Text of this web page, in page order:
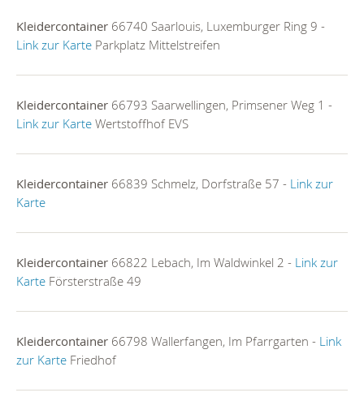
Kleidercontainer 66740 Saarlouis, Luxemburger Ring 9 -
Link zur Karte Parkplatz Mittelstreifen
Kleidercontainer 66793 Saarwellingen, Primsener Weg 1 -
Link zur Karte Wertstoffhof EVS
Kleidercontainer 66839 Schmelz, Dorfstraße 57 - Link zur
Karte
Kleidercontainer 66822 Lebach, Im Waldwinkel 2 - Link zur
Karte Försterstraße 49
Kleidercontainer 66798 Wallerfangen, Im Pfarrgarten - Link
zur Karte Friedhof